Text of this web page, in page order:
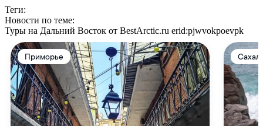
Теги:
Новости по теме:
Туры на Дальний Восток от BestArctic.ru erid:pjwvokpoevpk